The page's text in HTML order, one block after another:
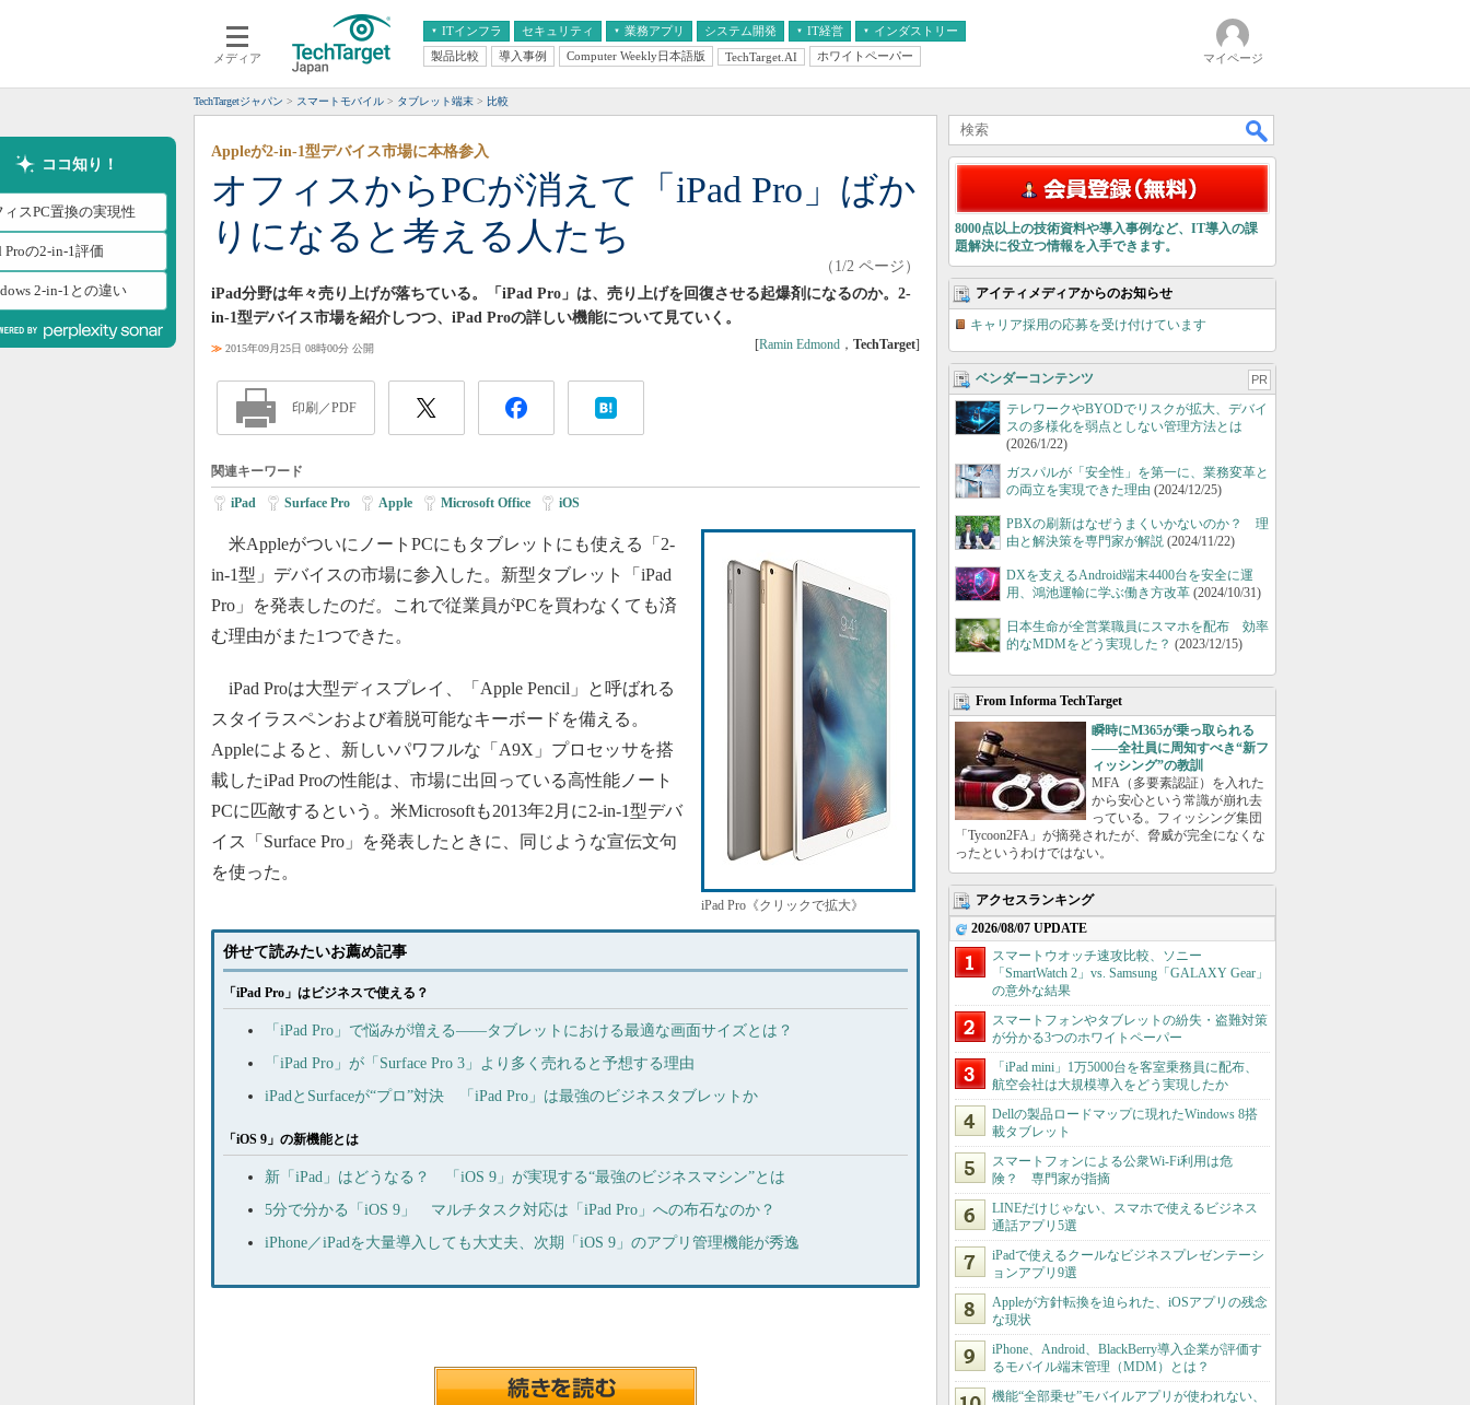
メディア
ITインフラ
クラウド
スマートモバイル
ネットワーク
システム運用管理
セキュリティ 業務アプリ
エンタープライズAI
ERP
CX
情報系システム
システム開発 IT経営
経営とIT
インダストリー
医療IT
製品比較 導入事例 Computer Weekly日本語版 TechTarget.AI ホワイトペーパー マイページ
TechTargetジャパン スマートモバイル タブレット端末 比較
ココ知り！
ィスPC置換の実現性
Proの2-in-1評価
2-in-1との違い
オフィスからPCが消えて「iPad Pro」ばか
りになると考える人たち
Appleが2-in-1型デバイス市場に本格参入
（1/2 ページ）
iPad分野は年々売り上げが落ちている。「iPad Pro」は、売り上げを回復させる起爆剤になるのか。2-
in-1型デバイス市場を紹介しつつ、iPad Proの詳しい機能について見ていく。
≫ 2015年09月25日 08時00分 公開 [Ramin Edmond ， TechTarget]
印刷／PDF
関連キーワード
iPad Surface Pro Apple Microsoft Office iOS
iPad Pro《クリックで拡大》
米AppleがついにノートPCにもタブレットにも使える「2-
in-1型」デバイスの市場に参入した。新型タブレット「iPad
Pro」を発表したのだ。これで従業員がPCを買わなくても済
む理由がまた1つできた。
iPad Proは大型ディスプレイ、「Apple Pencil」と呼ばれる
スタイラスペンおよび着脱可能なキーボードを備える。
Appleによると、新しいパワフルな「A9X」プロセッサを搭
載したiPad Proの性能は、市場に出回っている高性能ノート
PCに匹敵するという。米Microsoftも2013年2月に2-in-1型デバ
イス「Surface Pro」を発表したときに、同じような宣伝文句
を使った。
併せて読みたいお薦め記事
「iPad Pro」はビジネスで使える？
「iPad Pro」で悩みが増える――タブレットにおける最適な画面サイズとは？
「iPad Pro」が「Surface Pro 3」より多く売れると予想する理由
iPadとSurfaceが“プロ”対決 「iPad Pro」は最強のビジネスタブレットか
「iOS 9」の新機能とは
新「iPad」はどうなる？ 「iOS 9」が実現する“最強のビジネスマシン”とは
5分で分かる「iOS 9」 マルチタスク対応は「iPad Pro」への布石なのか？
iPhone／iPadを大量導入しても大丈夫、次期「iOS 9」のアプリ管理機能が秀逸
8000点以上の技術資料や導入事例など、IT導入の課
題解決に役立つ情報を入手できます。
アイティメディアからのお知らせ
キャリア採用の応募を受け付けています
ベンダーコンテンツ PR
テレワークやBYODでリスクが拡大、デバイ
スの多様化を弱点としない管理方法とは
(2026/1/22)
ガスパルが「安全性」を第一に、業務変革と
の両立を実現できた理由 (2024/12/25)
PBXの刷新はなぜうまくいかないのか？ 理
由と解決策を専門家が解説 (2024/11/22)
DXを支えるAndroid端末4400台を安全に運
用、鴻池運輸に学ぶ働き方改革 (2024/10/31)
日本生命が全営業職員にスマホを配布 効率
的なMDMをどう実現した？ (2023/12/15)
From Informa TechTarget
瞬時にM365が乗っ取られる
――全社員に周知すべき“新フ
ィッシング”の教訓
MFA（多要素認証）を入れた
から安心という常識が崩れ去
っている。フィッシング集団
「Tycoon2FA」が摘発されたが、脅威が完全になくな
ったというわけではない。
アクセスランキング
2026/08/07 UPDATE
スマートウオッチ速攻比較、ソニー
「SmartWatch 2」vs. Samsung「GALAXY Gear」
の意外な結果
スマートフォンやタブレットの紛失・盗難対策
が分かる3つのホワイトペーパー
「iPad mini」1万5000台を客室乗務員に配布、
航空会社は大規模導入をどう実現したか
Dellの製品ロードマップに現れたWindows 8搭
載タブレット
スマートフォンによる公衆Wi-Fi利用は危
険？ 専門家が指摘
LINEだけじゃない、スマホで使えるビジネス
通話アプリ5選
iPadで使えるクールなビジネスプレゼンテーシ
ョンアプリ9選
Appleが方針転換を迫られた、iOSアプリの残念
な現状
iPhone、Android、BlackBerry導入企業が評価す
るモバイル端末管理（MDM）とは？
機能“全部乗せ”モバイルアプリが使われない、